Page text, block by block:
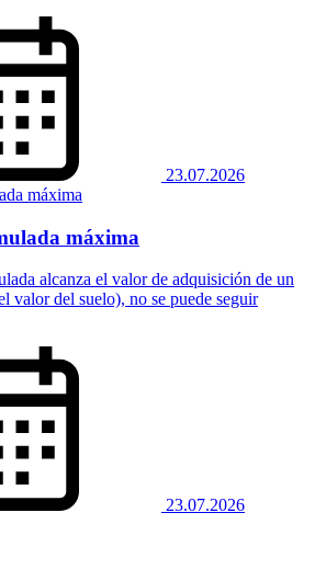
23.07.2026
máxima
alcanza el valor de adquisición de un
valor del suelo), no se puede seguir
23.07.2026